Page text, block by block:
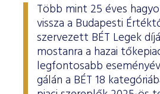
Több mint 25 éves
vissza a Budapesti
szervezett BÉT Legek
mostanra a hazai
legfontosabb
gálán a BÉT 18